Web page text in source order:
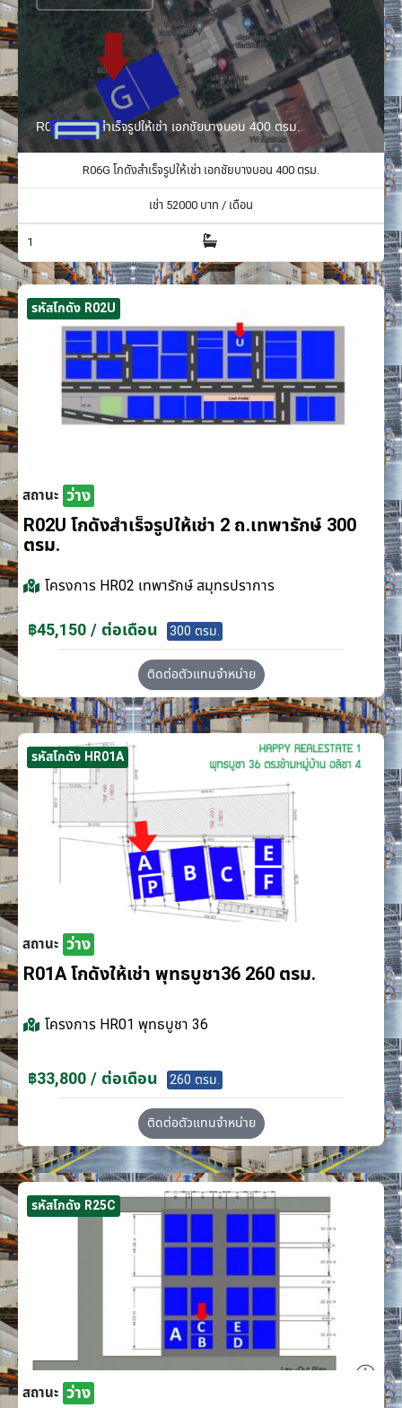
R06G โกดังสำเร็จรูปให้เช่า เอกชัยบางบอน 400 ตรม.
R06G โกดังสำเร็จรูปให้เช่า เอกชัยบางบอน 400 ตรม.
เช่า 52000 บาท / เดือน
1
รหัสโกดัง R02U
สถานะ ว่าง
R02U โกดังสำเร็จรูปให้เช่า 2 ถ.เทพารักษ์ 300
ตรม.
โครงการ HR02 เทพารักษ์ สมุทรปราการ
฿45,150 / ต่อเดือน 300 ตรม.
ติดต่อตัวแทนจำหน่าย
รหัสโกดัง HR01A
สถานะ ว่าง
R01A โกดังให้เช่า พุทธบูชา36 260 ตรม.
โครงการ HR01 พุทธบูชา 36
฿33,800 / ต่อเดือน 260 ตรม.
ติดต่อตัวแทนจำหน่าย
รหัสโกดัง R25C
สถานะ ว่าง